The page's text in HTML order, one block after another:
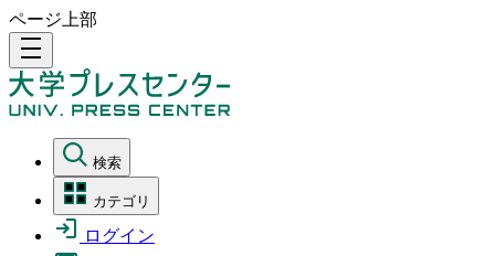
ページ上部
density_medium
検索
カテゴリ
ログイン